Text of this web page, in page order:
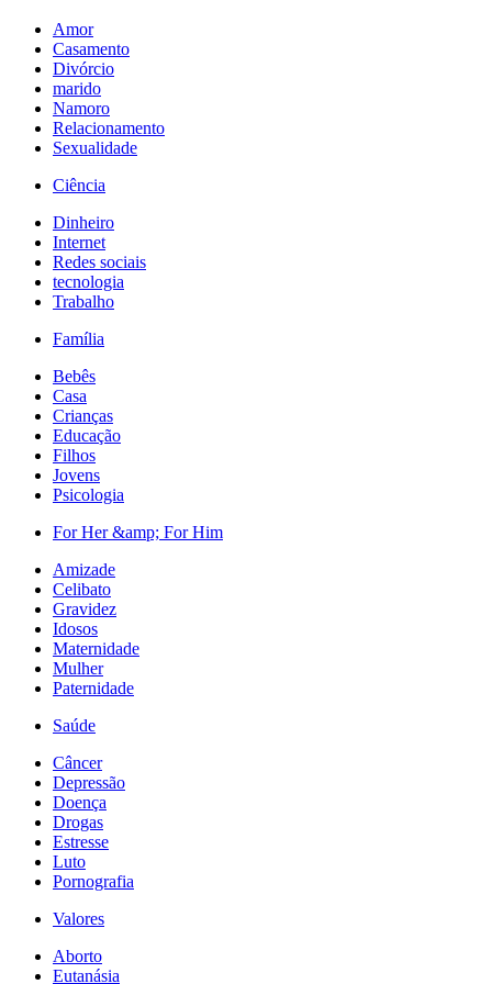
Amor
Casamento
Divórcio
marido
Namoro
Relacionamento
Sexualidade
Ciência
Dinheiro
Internet
Redes sociais
tecnologia
Trabalho
Família
Bebês
Casa
Crianças
Educação
Filhos
Jovens
Psicologia
For Her &amp; For Him
Amizade
Celibato
Gravidez
Idosos
Maternidade
Mulher
Paternidade
Saúde
Câncer
Depressão
Doença
Drogas
Estresse
Luto
Pornografia
Valores
Aborto
Eutanásia